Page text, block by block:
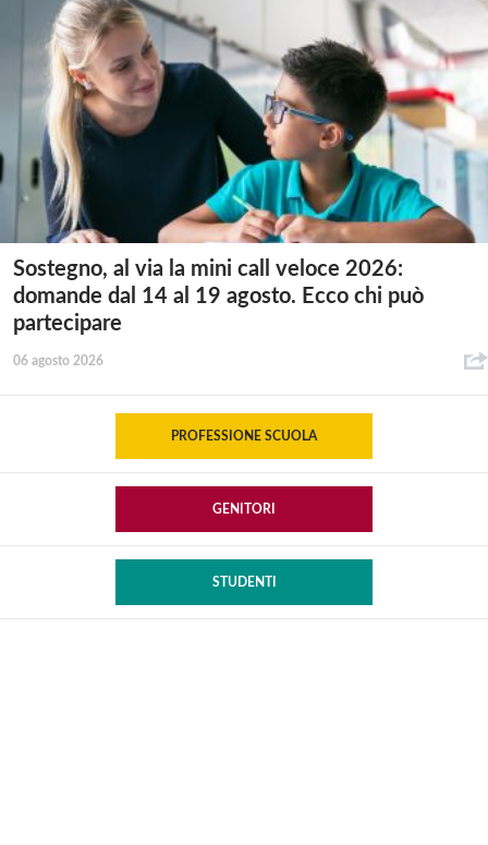
Sostegno, al via la mini call veloce 2026:
domande dal 14 al 19 agosto. Ecco chi può
partecipare
06 agosto 2026
PROFESSIONE SCUOLA
GENITORI
STUDENTI